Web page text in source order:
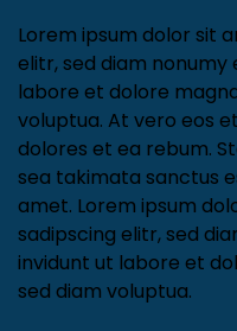
Lorem ipsum dolor sit
elitr, sed diam nonumy
labore et dolore
voluptua. At vero eos
dolores et ea rebum.
sea takimata sanctus
amet. Lorem ipsum
sadipscing elitr, sed
invidunt ut labore et